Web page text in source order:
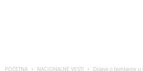
POČETNA NACIONALNE VESTI Dojave o bombama